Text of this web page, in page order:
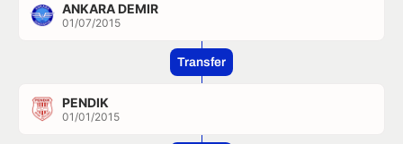
ANKARA DEMIR
01/07/2015
Transfer
PENDIK
01/01/2015